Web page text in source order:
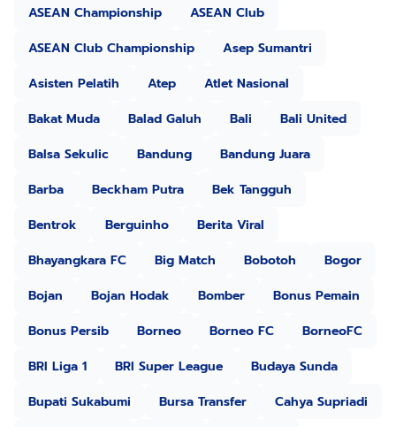
ASEAN Championship
ASEAN Club
ASEAN Club Championship
Asep Sumantri
Asisten Pelatih
Atep
Atlet Nasional
Bakat Muda
Balad Galuh Bali
Bali United
Balsa Sekulic
Bandung
Bandung Juara
Barba
Beckham Putra
Bek Tangguh
Bentrok
Berguinho
Berita Viral
Bhayangkara FC
Big Match Bobotoh
Bogor
Bojan
Bojan Hodak Bomber
Bonus Pemain
Bonus Persib
Borneo Borneo FC
BorneoFC
BRI Liga 1
BRI Super League
Budaya Sunda
Bupati Sukabumi
Bursa Transfer Cahya Supriadi